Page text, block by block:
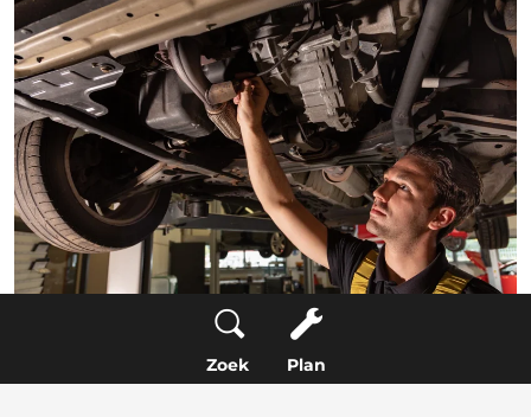
Zoek Plan